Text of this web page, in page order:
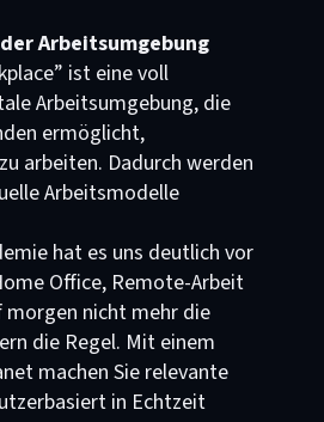
Arbeitsumgebung
ist eine voll
Arbeitsumgebung, die
ermöglicht,
arbeiten. Dadurch werden
Arbeitsmodelle
hat es uns deutlich vor
Office, Remote-Arbeit
nicht mehr die
die Regel. Mit einem
machen Sie relevante
in Echtzeit